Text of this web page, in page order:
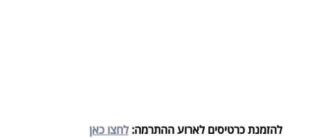
להזמנת כרטיסים לארוע ההתרמה: לחצו כאן